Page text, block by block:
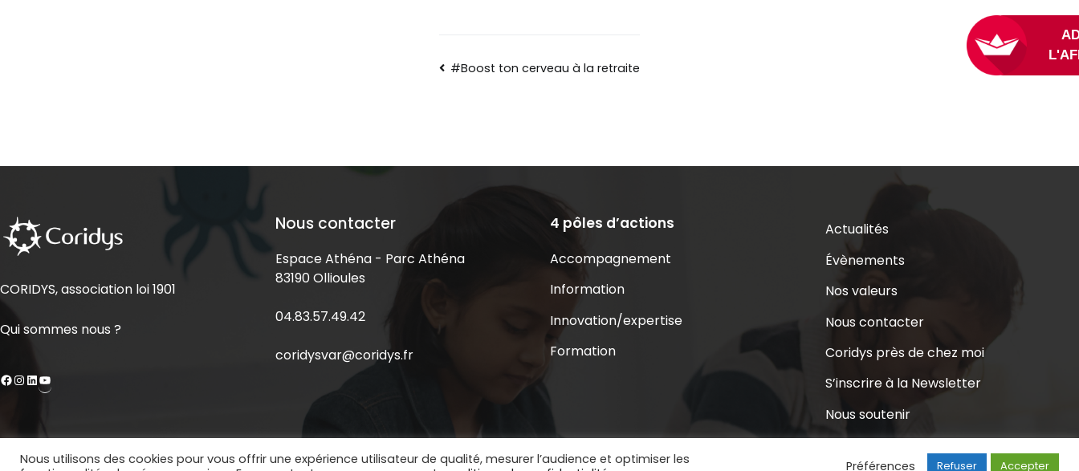
#Boost ton cerveau à la retraite
CORIDYS, association loi 1901
Qui sommes nous ?
Nous contacter
Espace Athéna - Parc Athéna
83190 Ollioules
04.83.57.49.42
coridysvar@coridys.fr
4 pôles d’actions
Accompagnement
Information
Innovation/expertise
Formation
Actualités
Évènements
Nos valeurs
Nous contacter
Coridys près de chez moi
S’inscrire à la Newsletter
Nous soutenir
Nous utilisons des cookies pour vous offrir une expérience utilisateur de qualité, mesurer l’audience et optimiser les
Préférences Refuser Accepter